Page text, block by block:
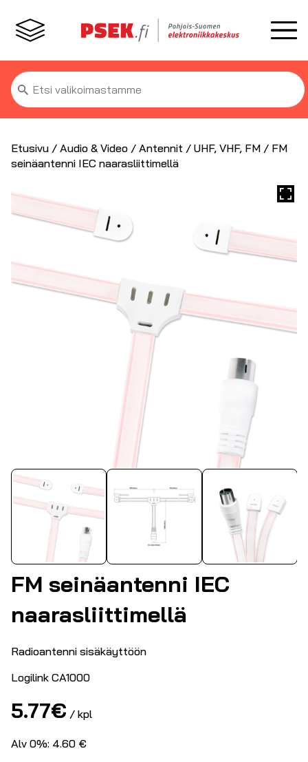
Etsi:
Etusivu / Audio & Video / Antennit / UHF, VHF, FM / FM
seinäantenni IEC naarasliittimellä
FM seinäantenni IEC
naarasliittimellä
Radioantenni sisäkäyttöön
Logilink CA1000
5.77€ / kpl
Alv 0%: 4.60 €